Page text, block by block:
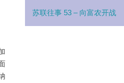
苏联往事 53 – 向富农开战